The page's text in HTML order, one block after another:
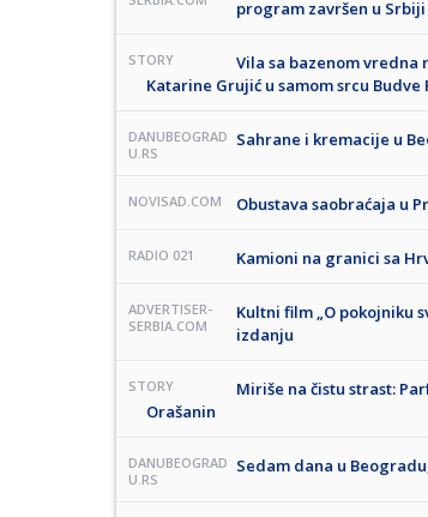
program završen u Srbiji
STORY
Vila sa bazenom
Katarine Grujić u samom srcu Budve
DANUBEOGRAD
U.RS
Sahrane i kremacije u
NOVISAD.COM Obustava saobraćaja u
RADIO 021 Kamioni na granici sa
ADVERTISER-
SERBIA.COM
Kultni film „O pokojniku
izdanju
STORY
Miriše na čistu strast:
Orašanin
DANUBEOGRAD
U.RS
Sedam dana u